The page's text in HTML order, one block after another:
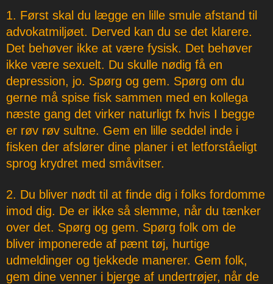
1. Først skal du lægge en lille smule afstand til
advokatmiljøet. Derved kan du se det klarere.
Det behøver ikke at være fysisk. Det behøver
ikke være sexuelt. Du skulle nødig få en
depression, jo. Spørg og gem. Spørg om du
gerne må spise fisk sammen med en kollega
næste gang det virker naturligt fx hvis I begge
er røv røv sultne. Gem en lille seddel inde i
fisken der afslører dine planer i et letforståeligt
sprog krydret med småvitser.
2. Du bliver nødt til at finde dig i folks fordomme
imod dig. De er ikke så slemme, når du tænker
over det. Spørg og gem. Spørg folk om de
bliver imponerede af pænt tøj, hurtige
udmeldinger og tjekkede manerer. Gem folk,
gem dine venner i bjerge af undertrøjer, når de